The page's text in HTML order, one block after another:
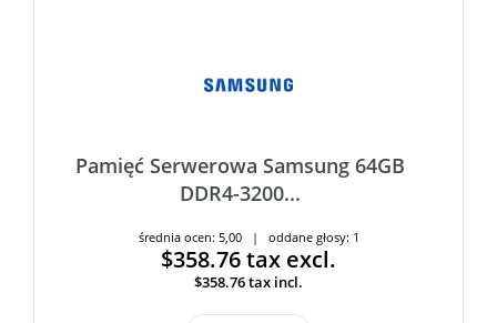
Pamięć Serwerowa Samsung 64GB
DDR4-3200...
średnia ocen: 5,00 | oddane głosy: 1
$358.76tax excl.
$358.76tax incl.